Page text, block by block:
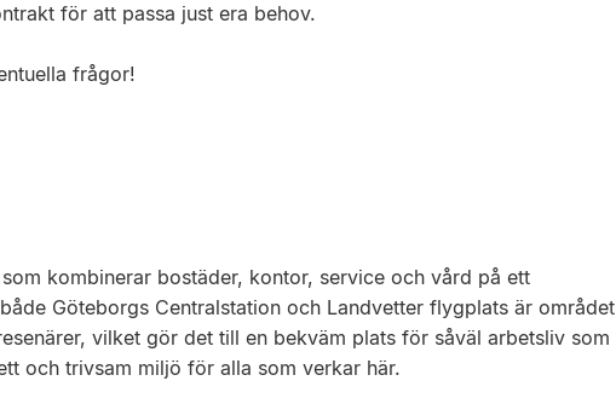
för att passa just era behov.
frågor!
kombinerar bostäder, kontor, service och vård på ett
Göteborgs Centralstation och Landvetter flygplats är området
vilket gör det till en bekväm plats för såväl arbetsliv som
och trivsam miljö för alla som verkar här.